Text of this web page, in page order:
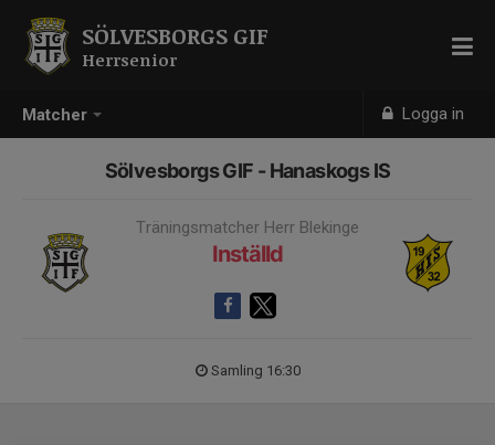
Matcher Logga in
SÖLVESBORGS GIF
Herrsenior
Sölvesborgs GIF - Hanaskogs IS
Träningsmatcher Herr Blekinge
Inställd
Samling 16:30